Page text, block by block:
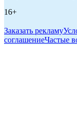
16+
Заказать рекламу
соглашениеЧастые